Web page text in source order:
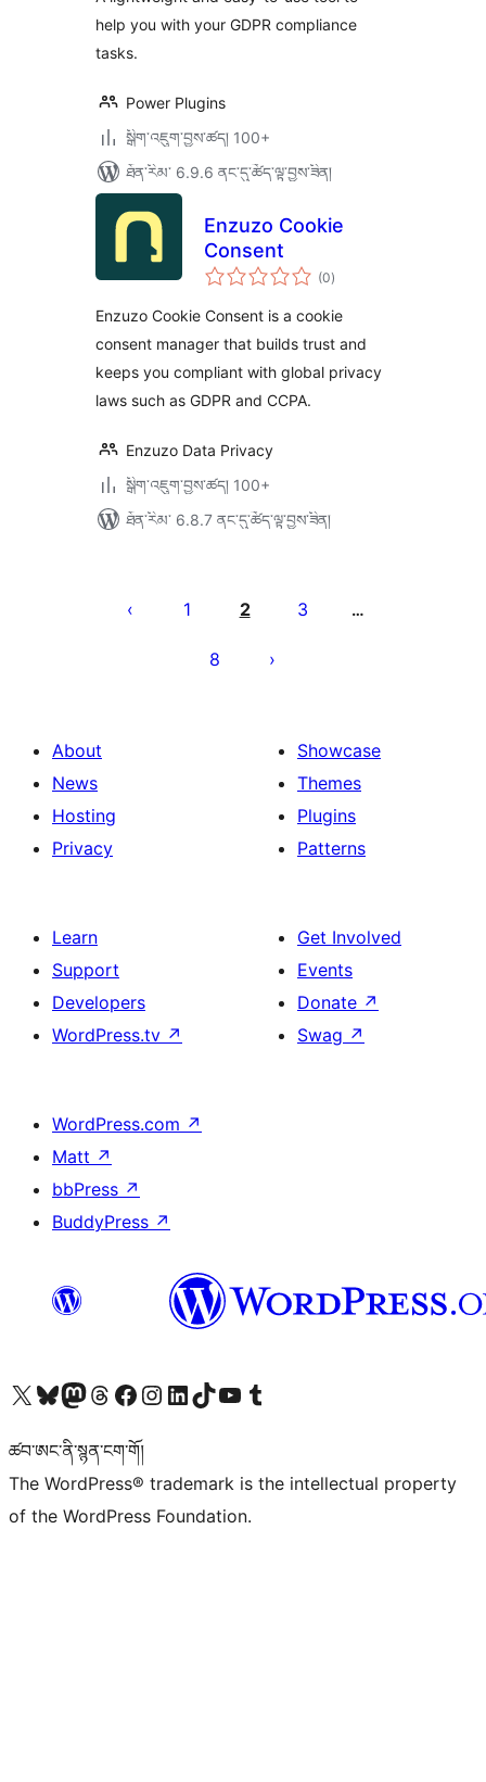
help you with your GDPR compliance
tasks.
Power Plugins
སྒྲིག་འཇུག་བྱས་ཚད། 100+
ཐོན་རིམ་ 6.9.6 ནང་དུ་ཚོད་ལྟ་བྱས་ཟིན།
Enzuzo Cookie
Consent
(0གདེང་
འཇོག་
ཚང་།
)
Enzuzo Cookie Consent is a cookie
consent manager that builds trust and
keeps you compliant with global privacy
laws such as GDPR and CCPA.
Enzuzo Data Privacy
སྒྲིག་འཇུག་བྱས་ཚད། 100+
ཐོན་རིམ་ 6.8.7 ནང་དུ་ཚོད་ལྟ་བྱས་ཟིན།
pagination
1 2 3 …
8
About
News
Hosting
Privacy
Showcase
Themes
Plugins
Patterns
Learn
Support
Developers
WordPress.tv ↗
Get Involved
Events
Donate ↗
Swag ↗
WordPress.com ↗
Matt ↗
bbPress ↗
BuddyPress ↗
Visit our X (formerly Twitter) account
Visit our Bluesky account
Visit our Mastodon account
Visit our Threads account
Visit our Facebook page
Visit our Instagram account
Visit our LinkedIn account
Visit our TikTok account
Visit our YouTube channel
Visit our Tumblr account
ཚབ་ཨང་ནི་སྙན་ངག་གོ།
The WordPress® trademark is the intellectual property
of the WordPress Foundation.